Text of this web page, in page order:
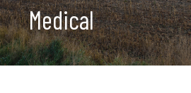
Medical